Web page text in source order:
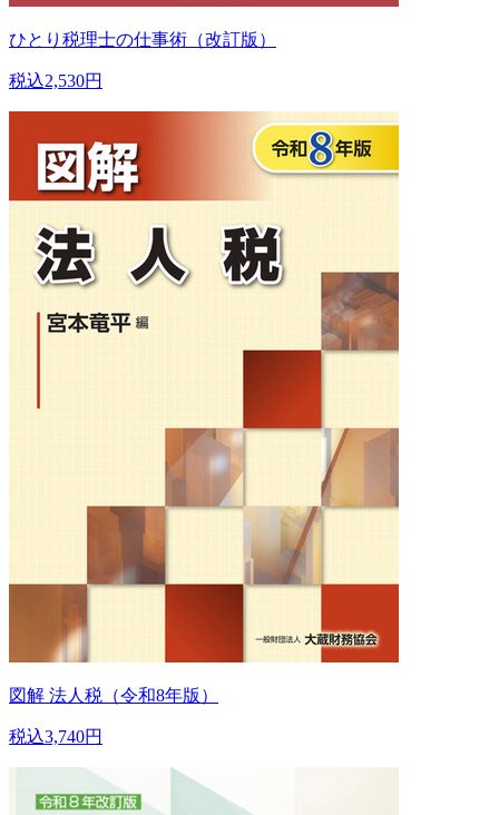
ひとり税理士の仕事術（改訂版）
税込2,530円
図解 法人税（令和8年版）
税込3,740円